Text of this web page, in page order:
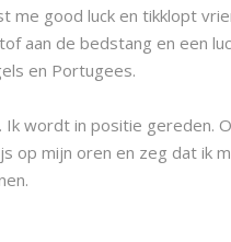
me good luck en tikklopt
aan de bedstang en een
en Portugees.
wordt in positie gereden.
op mijn oren en zeg dat ik